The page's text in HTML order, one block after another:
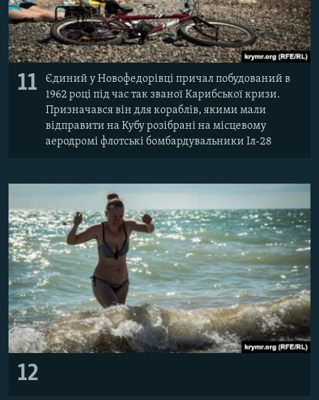
11
Єдиний у Новофедорівці причал побудований в
1962 році під час так званої Карибської кризи.
Призначався він для кораблів, якими мали
відправити на Кубу розібрані на місцевому
аеродромі флотські бомбардувальники Іл-28
12